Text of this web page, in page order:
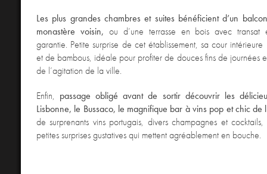
Les plus grandes chambres et suites bénéficient d’un
monastère voisin, ou d’une terrasse en bois avec transat
garantie. Petite surprise de cet établissement, sa cour
et de bambous, idéale pour profiter de douces fins de journées
de l’agitation de la ville.
Enfin, passage obligé avant de sortir découvrir les
Lisbonne, le Bussaco, le magnifique bar à vins pop et chic de
de surprenants vins portugais, divers champagnes et
petites surprises gustatives qui mettent agréablement en bouche.